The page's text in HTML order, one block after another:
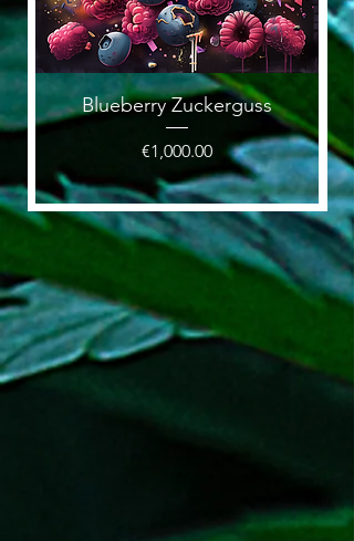
Blueberry Zuckerguss
Price
€1,000.00